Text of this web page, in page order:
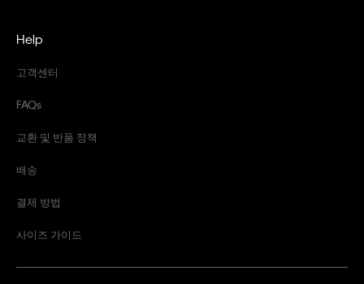
Help
고객센터
FAQs
교환 및 반품 정책
배송
결제 방법
사이즈 가이드